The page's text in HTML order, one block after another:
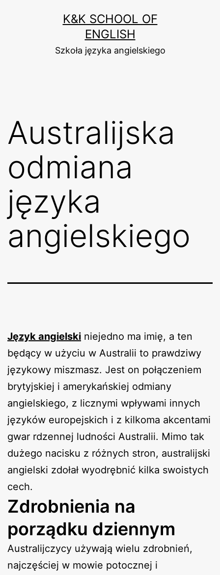
K&K SCHOOL OF
ENGLISH
Szkoła języka angielskiego
Australijska
odmiana
języka
angielskiego
Język angielski niejedno ma imię, a ten
będący w użyciu w Australii to prawdziwy
językowy miszmasz. Jest on połączeniem
brytyjskiej i amerykańskiej odmiany
angielskiego, z licznymi wpływami innych
języków europejskich i z kilkoma akcentami
gwar rdzennej ludności Australii. Mimo tak
dużego nacisku z różnych stron, australijski
angielski zdołał wyodrębnić kilka swoistych
cech.
Zdrobnienia na
porządku dziennym
Australijczycy używają wielu zdrobnień,
najczęściej w mowie potocznej i